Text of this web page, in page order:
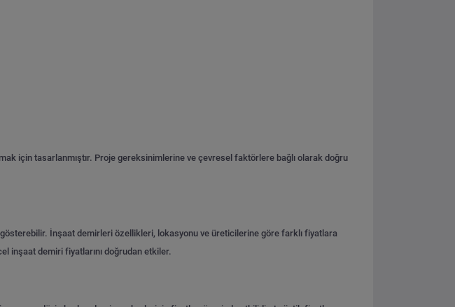
için tasarlanmıştır. Proje gereksinimlerine ve çevresel faktörlere bağlı olarak doğru
İnşaat demirleri özellikleri, lokasyonu ve üreticilerine göre farklı fiyatlara
inşaat demiri fiyatlarını doğrudan etkiler.